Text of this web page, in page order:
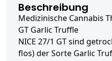
Beschreibung
Medizinische Cannabis
GT Garlic Truffle
NICE 27/1 GT sind
flos) der Sorte Garlic